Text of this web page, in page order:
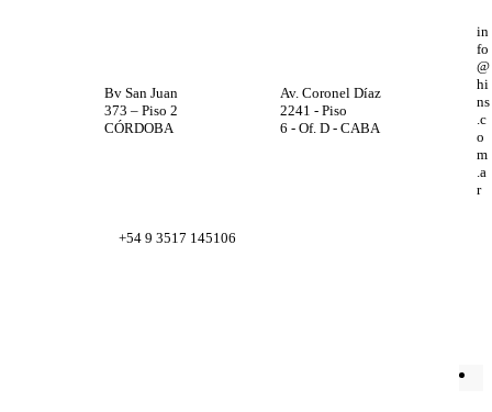
Bv San Juan
373 – Piso 2
CÓRDOBA
Av. Coronel Díaz
2241 - Piso
6 - Of. D - CABA
in
fo
@
hi
ns
.c
o
m
.a
r
+54 9 3517 145106